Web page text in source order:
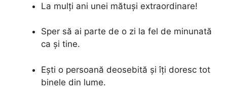
La mulți ani unei mătuși extraordinare!
Sper să ai parte de o zi la fel de minunată
ca și tine.
Ești o persoană deosebită și îți doresc tot
binele din lume.